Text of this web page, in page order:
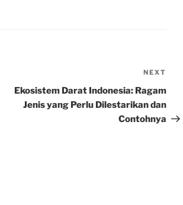
Post
NEXT
Ekosistem Darat Indonesia: Ragam
Jenis yang Perlu Dilestarikan dan
Contohnya